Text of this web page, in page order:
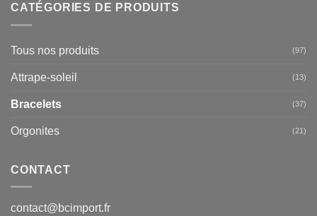
CATÉGORIES DE PRODUITS
Tous nos produits (97)
Attrape-soleil (13)
Bracelets (37)
Orgonites (21)
CONTACT
contact@bcimport.fr